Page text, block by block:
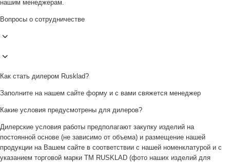
нашим менеджерам.
Вопросы о сотрудничестве
Как стать дилером Rusklad?
Заполните на нашем сайте форму и с вами свяжется менеджер
Какие условия предусмотрены для дилеров?
Дилерские условия работы предполагают закупку изделий на
постоянной основе (не зависимо от объема) и размещение нашей
продукции на Вашем сайте в соответствии с нашей номенклатурой и с
указанием торговой марки ТМ RUSKLAD (фото наших изделий для